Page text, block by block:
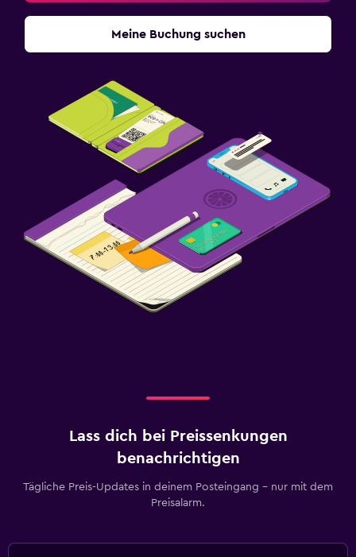
Meine Buchung suchen
Lass dich bei Preissenkungen
benachrichtigen
Tägliche Preis-Updates in deinem Posteingang – nur mit dem
Preisalarm.